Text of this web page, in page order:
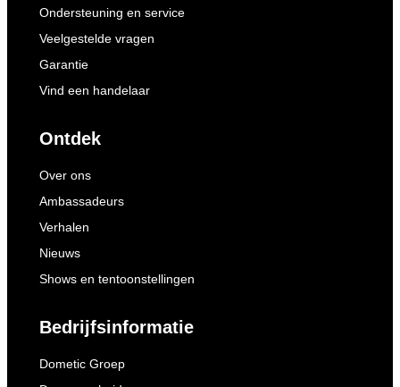
Ondersteuning en service
Veelgestelde vragen
Garantie
Vind een handelaar
Ontdek
Over ons
Ambassadeurs
Verhalen
Nieuws
Shows en tentoonstellingen
Bedrijfsinformatie
Dometic Groep